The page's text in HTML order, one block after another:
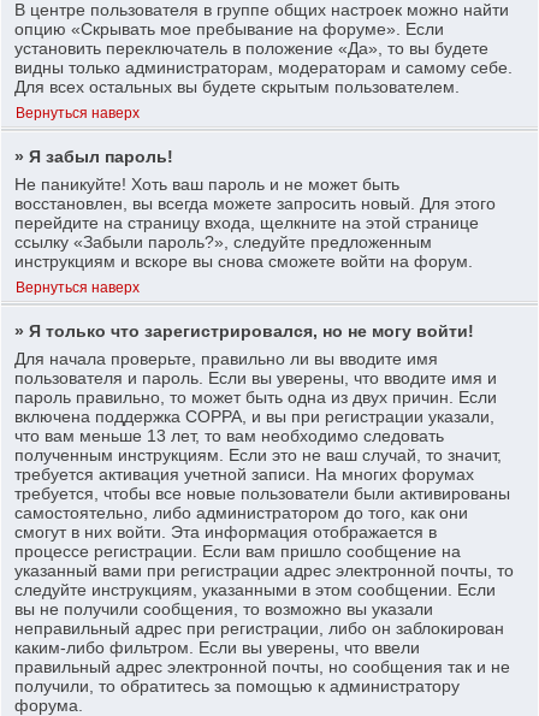
В центре пользователя в группе общих настроек можно найти
опцию «Скрывать мое пребывание на форуме». Если
установить переключатель в положение «Да», то вы будете
видны только администраторам, модераторам и самому себе.
Для всех остальных вы будете скрытым пользователем.
Вернуться наверх
» Я забыл пароль!
Не паникуйте! Хоть ваш пароль и не может быть
восстановлен, вы всегда можете запросить новый. Для этого
перейдите на страницу входа, щелкните на этой странице
ссылку «Забыли пароль?», следуйте предложенным
инструкциям и вскоре вы снова сможете войти на форум.
Вернуться наверх
» Я только что зарегистрировался, но не могу войти!
Для начала проверьте, правильно ли вы вводите имя
пользователя и пароль. Если вы уверены, что вводите имя и
пароль правильно, то может быть одна из двух причин. Если
включена поддержка COPPA, и вы при регистрации указали,
что вам меньше 13 лет, то вам необходимо следовать
полученным инструкциям. Если это не ваш случай, то значит,
требуется активация учетной записи. На многих форумах
требуется, чтобы все новые пользователи были активированы
самостоятельно, либо администратором до того, как они
смогут в них войти. Эта информация отображается в
процессе регистрации. Если вам пришло сообщение на
указанный вами при регистрации адрес электронной почты, то
следуйте инструкциям, указанными в этом сообщении. Если
вы не получили сообщения, то возможно вы указали
неправильный адрес при регистрации, либо он заблокирован
каким-либо фильтром. Если вы уверены, что ввели
правильный адрес электронной почты, но сообщения так и не
получили, то обратитесь за помощью к администратору
форума.